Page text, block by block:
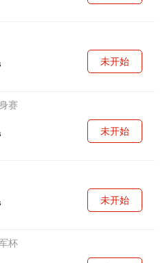
未开始
赛
未开始
未开始
杯